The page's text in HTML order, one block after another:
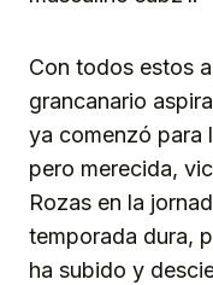
Con todos estos
grancanario
ya comenzó para
pero merecida,
Rozas en la
temporada dura,
ha subido y